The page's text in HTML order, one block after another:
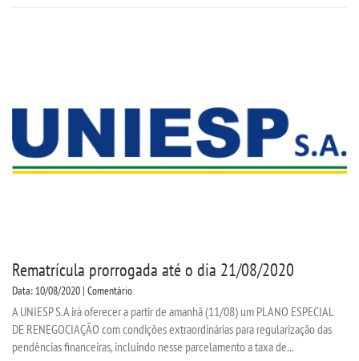
Rematrícula prorrogada até o dia 21/08/2020
Data: 10/08/2020 | Comentário
A UNIESP S.A irá oferecer a partir de amanhã (11/08) um PLANO ESPECIAL
DE RENEGOCIAÇÃO com condições extraordinárias para regularização das
pendências financeiras, incluindo nesse parcelamento a taxa de...